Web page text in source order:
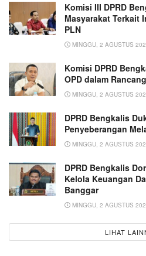
Komisi III DPRD
Masyarakat Terkait
PLN
MINGGU, 2 AGUSTUS
Komisi DPRD
OPD dalam
MINGGU, 2 AGUSTUS
DPRD Bengkalis
Penyeberangan
MINGGU, 2 AGUSTUS
DPRD Bengkalis
Kelola Keuangan
Banggar
MINGGU, 2 AGUSTUS
LIHAT